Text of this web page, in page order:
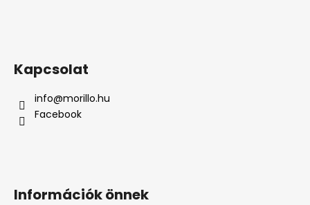
Kapcsolat
info@morillo.hu
Facebook
Információk önnek